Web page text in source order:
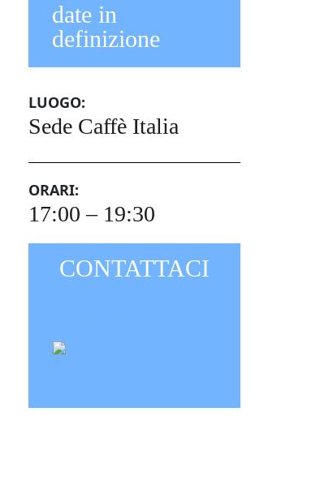
date in
definizione
LUOGO:
Sede Caffè Italia
ORARI:
17:00 – 19:30
CONTATTACI